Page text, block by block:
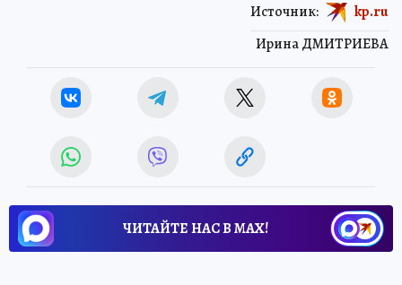
Ирина ДМИТРИЕВА
Источник: kp.ru
ЧИТАЙТЕ НАС В МАХ!